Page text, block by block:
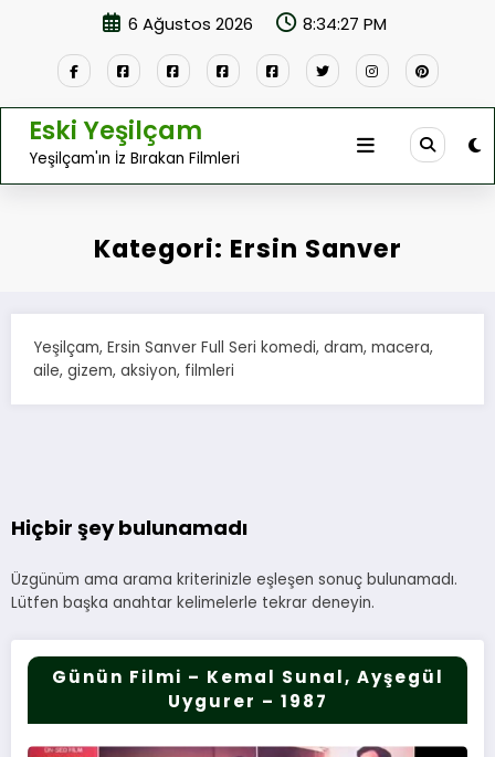
6 Ağustos 2026 8:34:27 PM
Eski Yeşilçam
Yeşilçam'ın İz Bırakan Filmleri
Kategori: Ersin Sanver
Yeşilçam, Ersin Sanver Full Seri komedi, dram, macera,
aile, gizem, aksiyon, filmleri
Hiçbir şey bulunamadı
Üzgünüm ama arama kriterinizle eşleşen sonuç bulunamadı.
Lütfen başka anahtar kelimelerle tekrar deneyin.
Günün Filmi – Kemal Sunal, Ayşegül
Uygurer – 1987